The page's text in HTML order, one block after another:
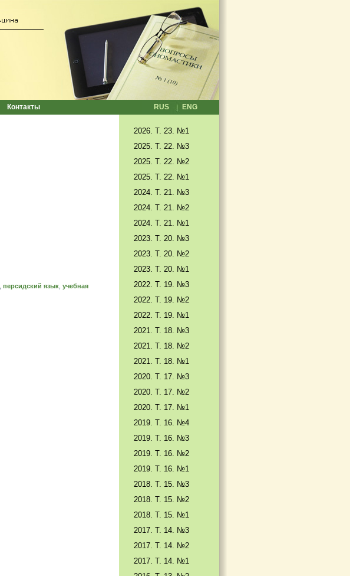
Контакты RUS ENG
персидский язык учебная
2026. T. 23. №1
2025. T. 22. №3
2025. Т. 22. №2
2025. Т. 22. №1
2024. Т. 21. №3
2024. Т. 21. №2
2024. Т. 21. №1
2023. Т. 20. №3
2023. Т. 20. №2
2023. Т. 20. №1
2022. Т. 19. №3
2022. Т. 19. №2
2022. Т. 19. №1
2021. Т. 18. №3
2021. Т. 18. №2
2021. Т. 18. №1
2020. Т. 17. №3
2020. Т. 17. №2
2020. Т. 17. №1
2019. Т. 16. №4
2019. Т. 16. №3
2019. Т. 16. №2
2019. Т. 16. №1
2018. Т. 15. №3
2018. Т. 15. №2
2018. Т. 15. №1
2017. T. 14. №3
2017. T. 14. №2
2017. T. 14. №1